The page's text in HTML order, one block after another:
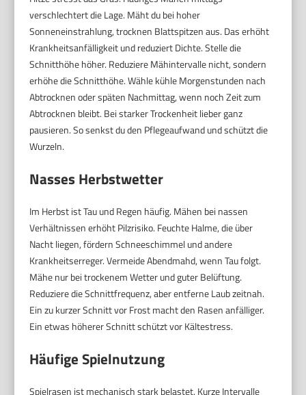
verschlechtert die Lage. Mäht du bei hoher
Sonneneinstrahlung, trocknen Blattspitzen aus. Das erhöht
Krankheitsanfälligkeit und reduziert Dichte. Stelle die
Schnitthöhe höher. Reduziere Mähintervalle nicht, sondern
erhöhe die Schnitthöhe. Wähle kühle Morgenstunden nach
Abtrocknen oder späten Nachmittag, wenn noch Zeit zum
Abtrocknen bleibt. Bei starker Trockenheit lieber ganz
pausieren. So senkst du den Pflegeaufwand und schützt die
Wurzeln.
Nasses Herbstwetter
Im Herbst ist Tau und Regen häufig. Mähen bei nassen
Verhältnissen erhöht Pilzrisiko. Feuchte Halme, die über
Nacht liegen, fördern Schneeschimmel und andere
Krankheitserreger. Vermeide Abendmahd, wenn Tau folgt.
Mähe nur bei trockenem Wetter und guter Belüftung.
Reduziere die Schnittfrequenz, aber entferne Laub zeitnah.
Ein zu kurzer Schnitt vor Frost macht den Rasen anfälliger.
Ein etwas höherer Schnitt schützt vor Kältestress.
Häufige Spielnutzung
Spielrasen ist mechanisch stark belastet. Kurze Intervalle